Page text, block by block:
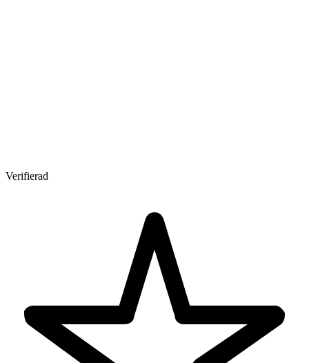
Verifierad